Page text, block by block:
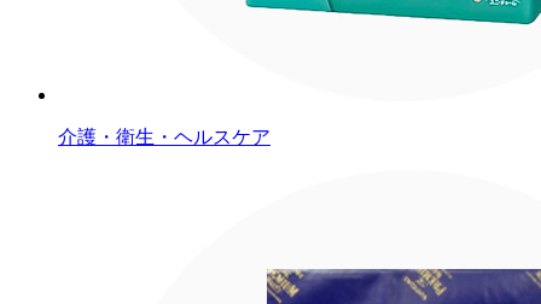
介護・衛生・ヘルスケア